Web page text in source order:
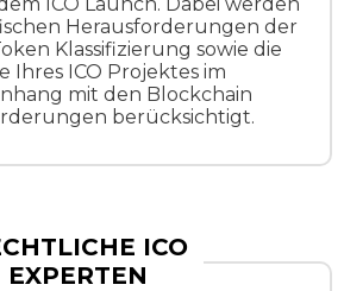
Herausforderungen der
Klassifizierung sowie die
Ihres ICO Projektes im
mit den Blockchain
berücksichtigt.
ICO
EXPERTEN